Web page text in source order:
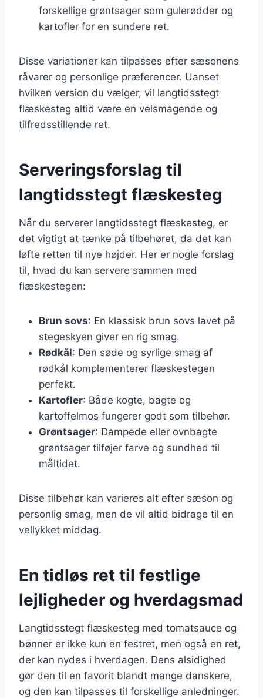
forskellige grøntsager som gulerødder og
kartofler for en sundere ret.
Disse variationer kan tilpasses efter sæsonens
råvarer og personlige præferencer. Uanset
hvilken version du vælger, vil langtidsstegt
flæskesteg altid være en velsmagende og
tilfredsstillende ret.
Serveringsforslag til
langtidsstegt flæskesteg
Når du serverer langtidsstegt flæskesteg, er
det vigtigt at tænke på tilbehøret, da det kan
løfte retten til nye højder. Her er nogle forslag
til, hvad du kan servere sammen med
flæskestegen:
Brun sovs: En klassisk brun sovs lavet på
stegeskyen giver en rig smag.
Rødkål: Den søde og syrlige smag af
rødkål komplementerer flæskestegen
perfekt.
Kartofler: Både kogte, bagte og
kartoffelmos fungerer godt som tilbehør.
Grøntsager: Dampede eller ovnbagte
grøntsager tilføjer farve og sundhed til
måltidet.
Disse tilbehør kan varieres alt efter sæson og
personlig smag, men de vil altid bidrage til en
vellykket middag.
En tidløs ret til festlige
lejligheder og hverdagsmad
Langtidsstegt flæskesteg med tomatsauce og
bønner er ikke kun en festret, men også en ret,
der kan nydes i hverdagen. Dens alsidighed
gør den til en favorit blandt mange danskere,
og den kan tilpasses til forskellige anledninger.